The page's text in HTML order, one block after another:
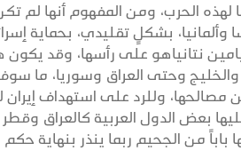
لهذه الحرب، ومن المفهوم أنها لم
وألمانيا، بشكلٍ تقليدي،
نتانياهو على رأسها، وقد يكون
وحتى العراق وسوريا، ما
مصالحها، وللرد على استهداف
بعض الدول العربية كالعراق
من الجحيم ربما ينذر بنهاية